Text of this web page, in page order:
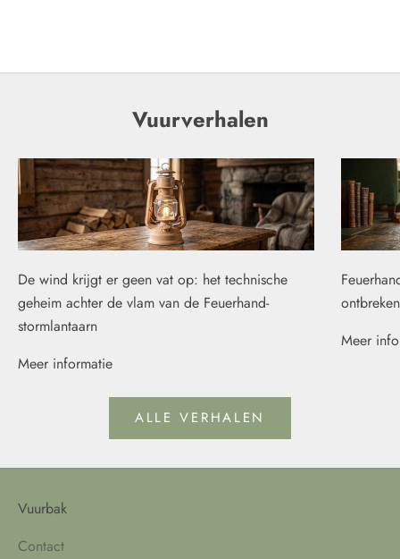
Vuurverhalen
De wind krijgt er geen vat op: het technische
geheim achter de vlam van de Feuerhand-
stormlantaarn
Meer informatie
Meer
ALLE VERHALEN
Vuurbak
Contact